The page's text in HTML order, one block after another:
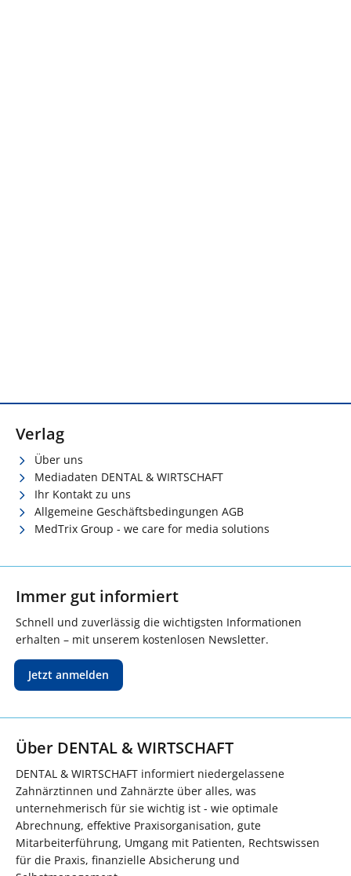
Verlag
Über uns
Mediadaten DENTAL & WIRTSCHAFT
Ihr Kontakt zu uns
Allgemeine Geschäftsbedingungen AGB
MedTrix Group - we care for media solutions
Immer gut informiert
Schnell und zuverlässig die wichtigsten Informationen
erhalten – mit unserem kostenlosen Newsletter.
Jetzt anmelden
Über DENTAL & WIRTSCHAFT
DENTAL & WIRTSCHAFT informiert niedergelassene
Zahnärztinnen und Zahnärzte über alles, was
unternehmerisch für sie wichtig ist - wie optimale
Abrechnung, effektive Praxisorganisation, gute
Mitarbeiterführung, Umgang mit Patienten, Rechtswissen
für die Praxis, finanzielle Absicherung und